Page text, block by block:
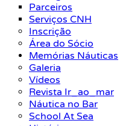
Parceiros
Serviços CNH
Inscrição
Área do Sócio
Memórias Náuticas
Galeria
Vídeos
Revista Ir_ao_mar
Náutica no Bar
School At Sea